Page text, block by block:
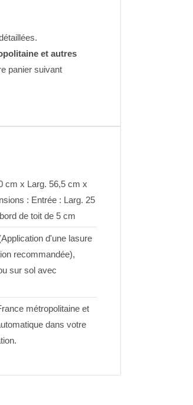
et autres
panier suivant
cm x Larg. 56,5 cm x
: Entrée : Larg. 25
de toit de 5 cm
d'une lasure
recommandée),
sur sol avec
métropolitaine et
dans votre